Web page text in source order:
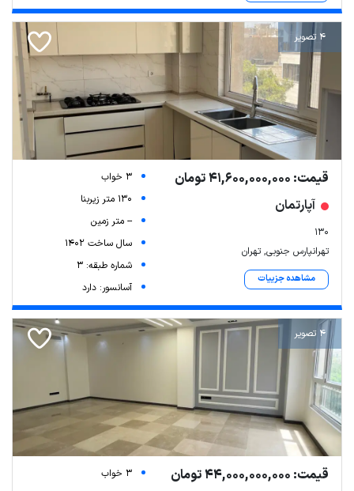
4 تصویر
قیمت: 41,600,000,000 تومان
آپارتمان
130
تهرانپارس جنوبی, تهران
مشاهده جزییات
3 خواب
130 متر زیربنا
-- متر زمین
سال ساخت 1402
شماره طبقه: 3
آسانسور: دارد
4 تصویر
قیمت: 44,000,000,000 تومان
3 خواب